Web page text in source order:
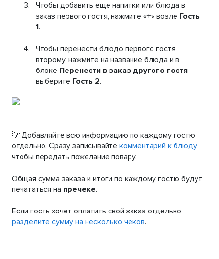
Чтобы добавить еще напитки или блюда в
заказ первого гостя, нажмите «+» возле Гость
1.
Чтобы перенести блюдо первого гостя
второму, нажмите на название блюда и в
блоке Перенести в заказ другого гостя
выберите Гость 2.
💡 Добавляйте всю информацию по каждому гостю
отдельно. Сразу записывайте комментарий к блюду,
чтобы передать пожелание повару.
Общая сумма заказа и итоги по каждому гостю будут
печататься на пречеке.
Если гость хочет оплатить свой заказ отдельно,
разделите сумму на несколько чеков.